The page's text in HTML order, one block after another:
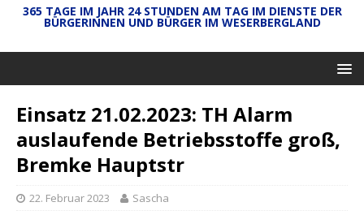
365 TAGE IM JAHR 24 STUNDEN AM TAG IM DIENSTE DER
BÜRGERINNEN UND BÜRGER IM WESERBERGLAND
Einsatz 21.02.2023: TH Alarm
auslaufende Betriebsstoffe groß,
Bremke Hauptstr
22. Februar 2023 Sascha